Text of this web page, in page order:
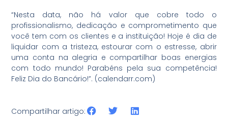
“Nesta data, não há valor que cobre todo o
profissionalismo, dedicação e comprometimento que
você tem com os clientes e a instituição! Hoje é dia de
liquidar com a tristeza, estourar com o estresse, abrir
uma conta na alegria e compartilhar boas energias
com todo mundo! Parabéns pela sua competência!
Feliz Dia do Bancário!”. (calendarr.com)
Compartilhar artigo: